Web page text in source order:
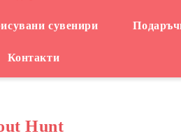
сувенири
Контакти
Hunt